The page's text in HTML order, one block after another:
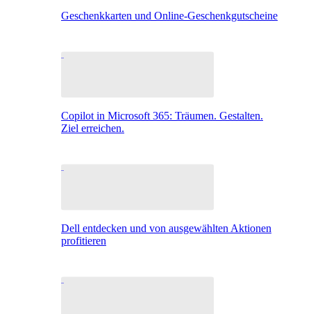
Geschenkkarten und Online-Geschenkgutscheine
Copilot in Microsoft 365: Träumen. Gestalten.
Ziel erreichen.
Dell entdecken und von ausgewählten Aktionen
profitieren